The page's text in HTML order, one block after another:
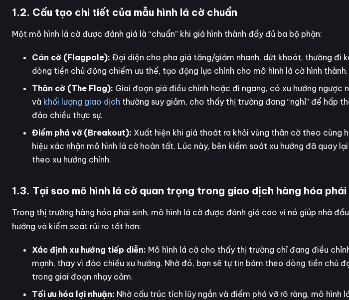
1.2. Cấu tạo chi tiết của mẫu hình lá cờ chuẩn
Một mô hình lá cờ được đánh giá là “chuẩn” khi giá hình thành đầy đủ ba bộ phận:
Cán cờ (Flagpole): Đại diện cho pha giá tăng/giảm nhanh, dứt khoát, thường đi
dòng tiền chủ động chiếm ưu thế, tạo động lực chính cho mô hình lá cờ hình thành.
Thân cờ (The Flag): Giai đoạn giá điều chỉnh hoặc đi ngang, có xu hướng ngược
và khối lượng giao dịch thường suy giảm, cho thấy thị trường đang “nghỉ” để hấp
đảo chiều thực sự.
Điểm phá vỡ (Breakout): Xuất hiện khi giá thoát ra khỏi vùng thân cờ theo cùng
hiệu xác nhận mô hình lá cờ hoàn tất. Lúc này, bên kiểm soát xu hướng đã quay
theo xu hướng chính.
1.3. Tại sao mô hình lá cờ quan trọng trong giao dịch hàng hóa phái
Trong thị trường hàng hóa phái sinh, mô hình lá cờ được đánh giá cao vì nó giúp nhà
hướng và kiểm soát rủi ro tốt hơn:
Xác định xu hướng tiếp diễn: Mô hình lá cờ cho thấy thị trường chỉ đang điều
mạnh, thay vì đảo chiều xu hướng. Nhờ đó, bạn sẽ tự tin bám theo dòng tiền chủ
trong giai đoạn nhạy cảm.
Tối ưu hóa lợi nhuận: Nhờ cấu trúc tích lũy ngắn và điểm phá vỡ rõ ràng, mô hình